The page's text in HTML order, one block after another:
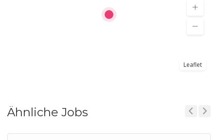
Leaflet
Ähnliche Jobs